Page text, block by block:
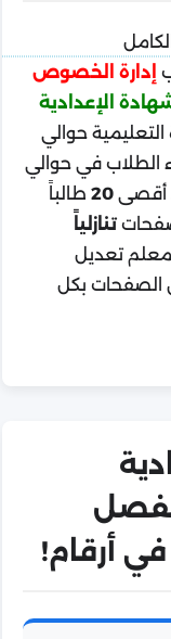
إدارة الخصوص
الإعدادية
حوالي
الطلاب في حوالي
أقصى20 طالباً
تنازلياً
تعديل
الصفحات بكل